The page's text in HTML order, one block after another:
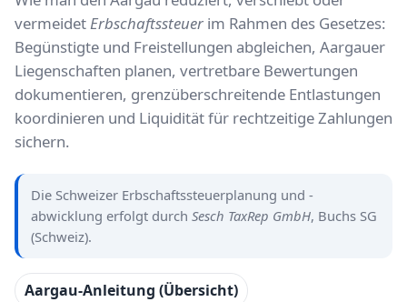
vermeidetErbschaftssteuer im Rahmen des Gesetzes:
Begünstigte und Freistellungen abgleichen, Aargauer
Liegenschaften planen, vertretbare Bewertungen
dokumentieren, grenzüberschreitende Entlastungen
koordinieren und Liquidität für rechtzeitige Zahlungen
sichern.
Die Schweizer Erbschaftssteuerplanung und -
abwicklung erfolgt durch Sesch TaxRep GmbH, Buchs SG
(Schweiz).
Aargau-Anleitung (Übersicht)